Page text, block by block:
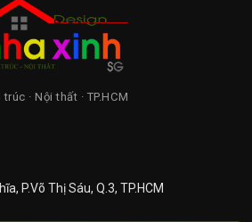
· Nội thất · TP.HCM
P.Võ Thị Sáu, Q.3, TP.HCM